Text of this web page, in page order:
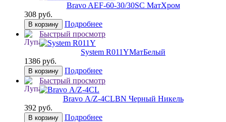
Bravo AЕF-60-30/30SC МатХром
308 руб.
В корзину
Подробнее
Быстрый просмотр
System R011YМатБелый
1386 руб.
В корзину
Подробнее
Быстрый просмотр
Bravo А/Z-4CLBN Черный Никель
392 руб.
В корзину
Подробнее